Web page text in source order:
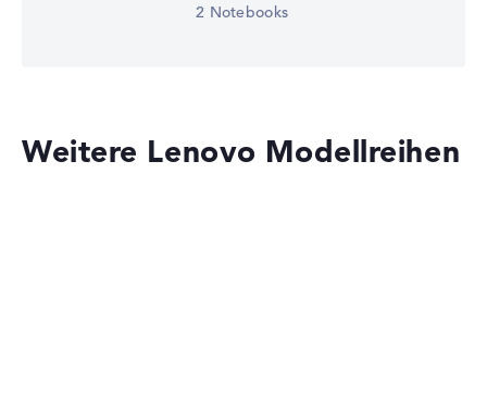
2 Notebooks
Weitere Lenovo Modellreihen